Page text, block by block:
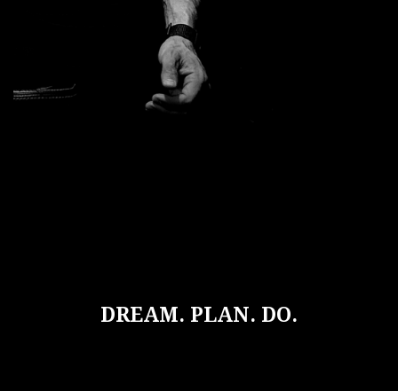
DREAM. PLAN. DO.